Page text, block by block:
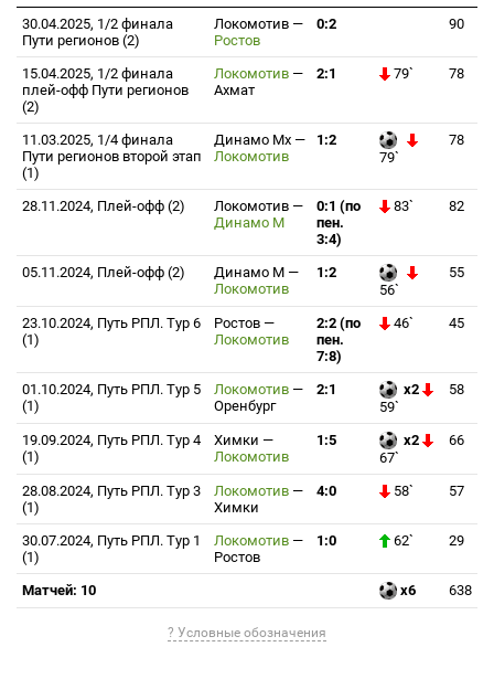
30.04.2025, 1/2 финала
Пути регионов (2)
Локомотив —
Ростов
0:2 90
15.04.2025, 1/2 финала
плей-офф Пути регионов
(2)
Локомотив —
Ахмат
2:1 79` 78
11.03.2025, 1/4 финала
Пути регионов второй этап
(1)
Динамо Мх —
Локомотив
1:2
79`
78
28.11.2024, Плей-офф (2) Локомотив —
Динамо М
0:1 (по
пен.
3:4)
83` 82
05.11.2024, Плей-офф (2) Динамо М —
Локомотив
1:2
56`
55
23.10.2024, Путь РПЛ. Тур 6
(1)
Ростов —
Локомотив
2:2 (по
пен.
7:8)
46` 45
01.10.2024, Путь РПЛ. Тур 5
(1)
Локомотив —
Оренбург
2:1
x2
59`
58
19.09.2024, Путь РПЛ. Тур 4
(1)
Химки —
Локомотив
1:5
x2
67`
66
28.08.2024, Путь РПЛ. Тур 3
(1)
Локомотив —
Химки
4:0 58` 57
30.07.2024, Путь РПЛ. Тур 1
(1)
Локомотив —
Ростов
1:0 62` 29
Матчей: 10 x6 638
? Условные обозначения